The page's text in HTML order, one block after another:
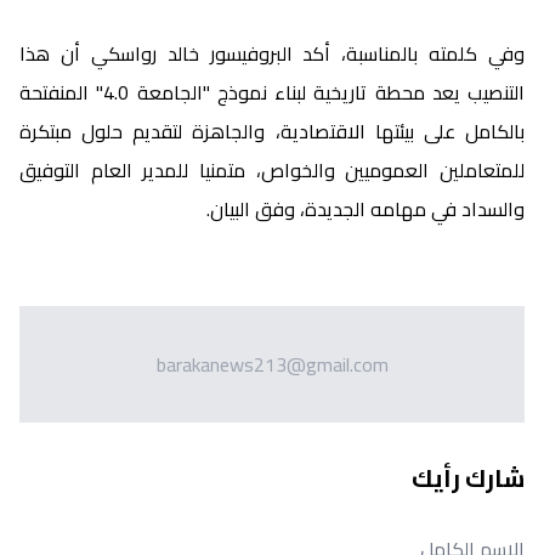
وفي كلمته بالمناسبة، أكد البروفيسور خالد رواسكي أن هذا
التنصيب يعد محطة تاريخية لبناء نموذج "الجامعة 4.0" المنفتحة
بالكامل على بيئتها الاقتصادية، والجاهزة لتقديم حلول مبتكرة
للمتعاملين العموميين والخواص، متمنيا للمدير العام التوفيق
والسداد في مهامه الجديدة، وفق البيان.
barakanews213@gmail.com
شارك رأيك